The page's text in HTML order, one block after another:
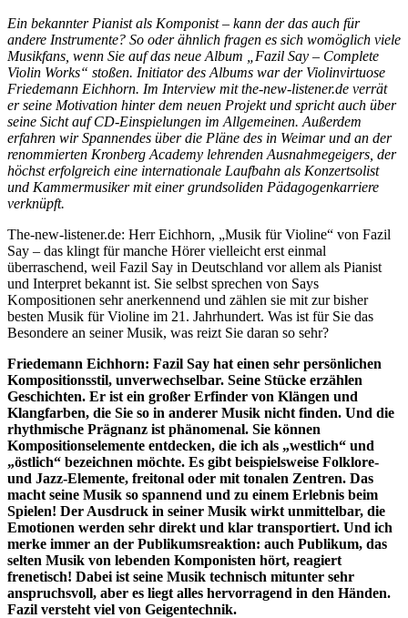
Ein bekannter Pianist als Komponist – kann der das auch für
andere Instrumente? So oder ähnlich fragen es sich womöglich viele
Musikfans, wenn Sie auf das neue Album „Fazil Say – Complete
Violin Works“ stoßen. Initiator des Albums war der Violinvirtuose
Friedemann Eichhorn. Im Interview mit the-new-listener.de verrät
er seine Motivation hinter dem neuen Projekt und spricht auch über
seine Sicht auf CD-Einspielungen im Allgemeinen. Außerdem
erfahren wir Spannendes über die Pläne des in Weimar und an der
renommierten Kronberg Academy lehrenden Ausnahmegeigers, der
höchst erfolgreich eine internationale Laufbahn als Konzertsolist
und Kammermusiker mit einer grundsoliden Pädagogenkarriere
verknüpft.
The-new-listener.de: Herr Eichhorn, „Musik für Violine“ von Fazil
Say – das klingt für manche Hörer vielleicht erst einmal
überraschend, weil Fazil Say in Deutschland vor allem als Pianist
und Interpret bekannt ist. Sie selbst sprechen von Says
Kompositionen sehr anerkennend und zählen sie mit zur bisher
besten Musik für Violine im 21. Jahrhundert. Was ist für Sie das
Besondere an seiner Musik, was reizt Sie daran so sehr?
Friedemann Eichhorn: Fazil Say hat einen sehr persönlichen
Kompositionsstil, unverwechselbar. Seine Stücke erzählen
Geschichten. Er ist ein großer Erfinder von Klängen und
Klangfarben, die Sie so in anderer Musik nicht finden. Und die
rhythmische Prägnanz ist phänomenal. Sie können
Kompositionselemente entdecken, die ich als „westlich“ und
„östlich“ bezeichnen möchte. Es gibt beispielsweise Folklore-
und Jazz-Elemente, freitonal oder mit tonalen Zentren. Das
macht seine Musik so spannend und zu einem Erlebnis beim
Spielen! Der Ausdruck in seiner Musik wirkt unmittelbar, die
Emotionen werden sehr direkt und klar transportiert. Und ich
merke immer an der Publikumsreaktion: auch Publikum, das
selten Musik von lebenden Komponisten hört, reagiert
frenetisch! Dabei ist seine Musik technisch mitunter sehr
anspruchsvoll, aber es liegt alles hervorragend in den Händen.
Fazil versteht viel von Geigentechnik.